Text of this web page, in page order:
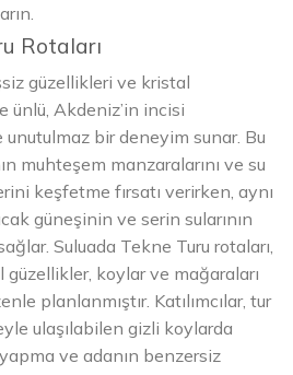
Rotaları
güzellikleri ve kristal
ünlü, Akdeniz’in incisi
unutulmaz bir deneyim sunar. Bu
muhteşem manzaralarını ve su
keşfetme fırsatı verirken, aynı
güneşinin ve serin sularının
Suluada Tekne Turu rotaları,
koylar ve mağaraları
planlanmıştır. Katılımcılar, tur
ulaşılabilen gizli koylarda
ve adanın benzersiz